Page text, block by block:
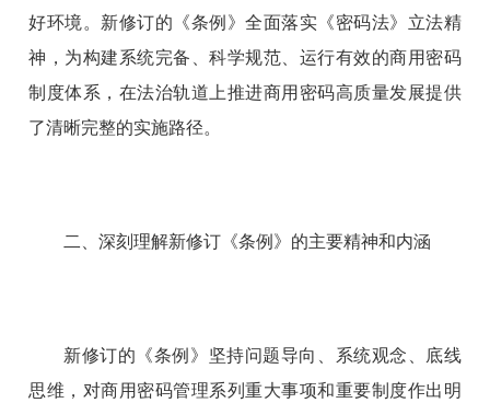
好环境。新修订的《条例》全面落实《密码法》立法精
神，为构建系统完备、科学规范、运行有效的商用密码
制度体系，在法治轨道上推进商用密码高质量发展提供
了清晰完整的实施路径。
二、深刻理解新修订《条例》的主要精神和内涵
新修订的《条例》坚持问题导向、系统观念、底线
思维，对商用密码管理系列重大事项和重要制度作出明